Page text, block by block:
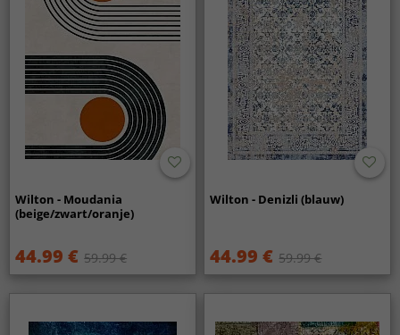
Wilton - Moudania
(beige/zwart/oranje)
44.99 € 59.99 €
Wilton - Denizli (blauw)
44.99 € 59.99 €